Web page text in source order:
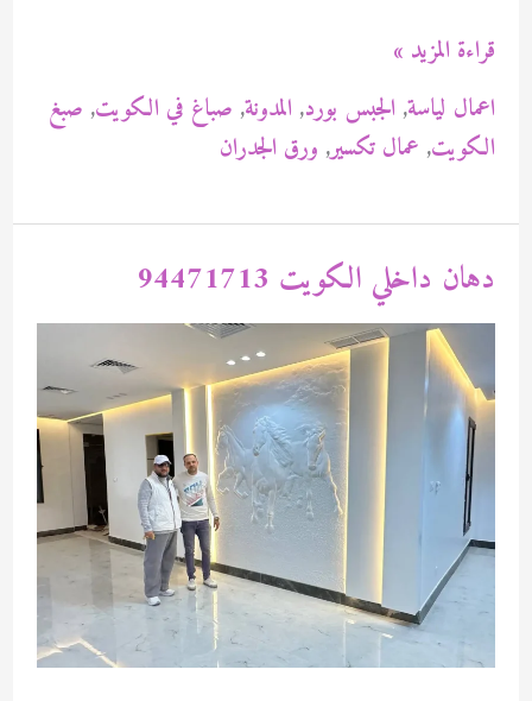
صباغ
عبد
الله
مبارك
قراءة المزيد »
اعمال لياسة, الجبس بورد, المدونة, صباغ في الكويت, صبغ
الكويت, عمال تكسير, ورق الجدران
دهان داخلي الكويت 94471713